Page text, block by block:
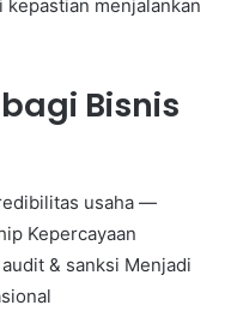
kepastian menjalankan
Bisnis
usaha —
Kepercayaan
& sanksi Menjadi